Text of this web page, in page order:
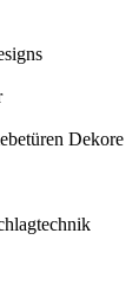
Dekore